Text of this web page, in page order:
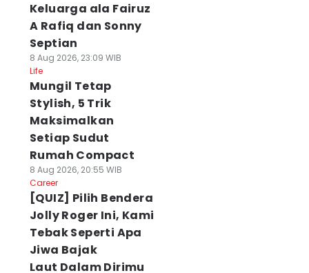
Keluarga ala Fairuz
A Rafiq dan Sonny
Septian
8 Aug 2026, 23:09 WIB
Life
Mungil Tetap
Stylish, 5 Trik
Maksimalkan
Setiap Sudut
Rumah Compact
8 Aug 2026, 20:55 WIB
Career
[QUIZ] Pilih Bendera
Jolly Roger Ini, Kami
Tebak Seperti Apa
Jiwa Bajak
Laut Dalam Dirimu